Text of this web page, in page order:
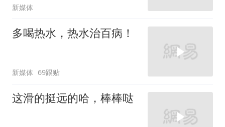
新媒体
多喝热水，热水治百病！
新媒体 69跟贴
这滑的挺远的哈，棒棒哒